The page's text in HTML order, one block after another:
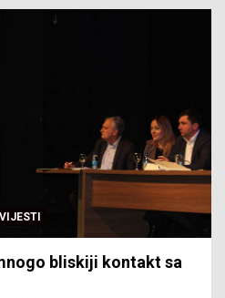
bliskiji kontakt sa